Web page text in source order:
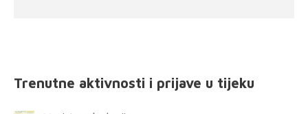
Trenutne aktivnosti i prijave u tijeku